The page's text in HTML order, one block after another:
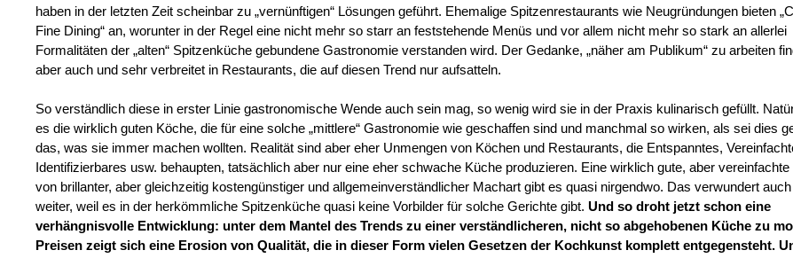
haben in der letzten Zeit scheinbar zu „vernünftigen“ Lösungen geführt. Ehemalige Spitzenrestaurants wie Neugründungen bieten
Fine Dining“ an, worunter in der Regel eine nicht mehr so starr an feststehende Menüs und vor allem nicht mehr so stark an allerlei
Formalitäten der „alten“ Spitzenküche gebundene Gastronomie verstanden wird. Der Gedanke, „näher am Publikum“ zu arbeiten
aber auch und sehr verbreitet in Restaurants, die auf diesen Trend nur aufsatteln.
So verständlich diese in erster Linie gastronomische Wende auch sein mag, so wenig wird sie in der Praxis kulinarisch gefüllt.
es die wirklich guten Köche, die für eine solche „mittlere“ Gastronomie wie geschaffen sind und manchmal so wirken, als sei dies
das, was sie immer machen wollten. Realität sind aber eher Unmengen von Köchen und Restaurants, die Entspanntes,
Identifizierbares usw. behaupten, tatsächlich aber nur eine eher schwache Küche produzieren. Eine wirklich gute, aber
von brillanter, aber gleichzeitig kostengünstiger und allgemeinverständlicher Machart gibt es quasi nirgendwo. Das verwundert
weiter, weil es in der herkömmliche Spitzenküche quasi keine Vorbilder für solche Gerichte gibt. Und so droht jetzt schon eine
verhängnisvolle Entwicklung: unter dem Mantel des Trends zu einer verständlicheren, nicht so abgehobenen Küche zu
Preisen zeigt sich eine Erosion von Qualität, die in dieser Form vielen Gesetzen der Kochkunst komplett entgegensteht.